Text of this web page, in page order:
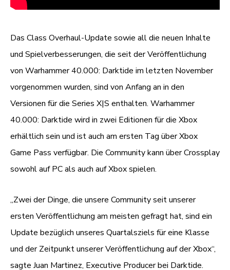
Das Class Overhaul-Update sowie all die neuen Inhalte
und Spielverbesserungen, die seit der Veröffentlichung
von Warhammer 40.000: Darktide im letzten November
vorgenommen wurden, sind von Anfang an in den
Versionen für die Series X|S enthalten. Warhammer
40.000: Darktide wird in zwei Editionen für die Xbox
erhältlich sein und ist auch am ersten Tag über Xbox
Game Pass verfügbar. Die Community kann über Crossplay
sowohl auf PC als auch auf Xbox spielen.
„Zwei der Dinge, die unsere Community seit unserer
ersten Veröffentlichung am meisten gefragt hat, sind ein
Update bezüglich unseres Quartalsziels für eine Klasse
und der Zeitpunkt unserer Veröffentlichung auf der Xbox“,
sagte Juan Martinez, Executive Producer bei Darktide.